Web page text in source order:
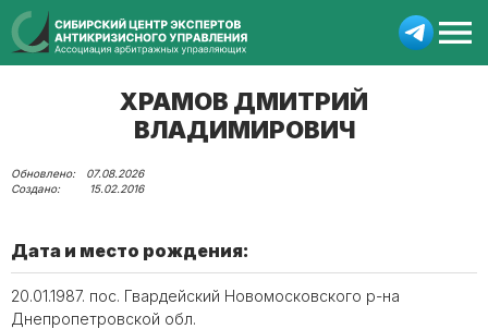
ХРАМОВ ДМИТРИЙ
ВЛАДИМИРОВИЧ
07.08.2026
15.02.2016
Дата и место рождения:
20.01.1987. пос. Гвардейский Новомосковского р-на
Днепропетровской обл.